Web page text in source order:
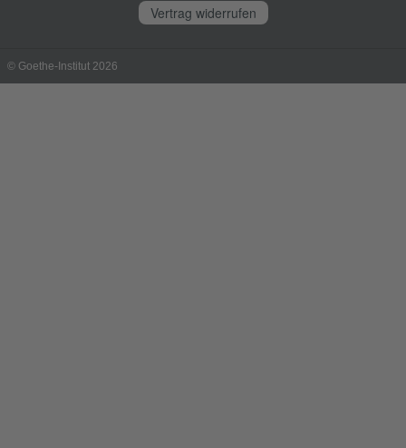
Vertrag widerrufen
© Goethe-Institut 2026